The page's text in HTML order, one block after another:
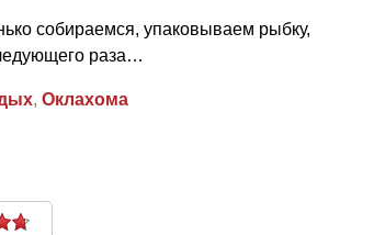
собираемся, упаковываем рыбку,
раза…
, Оклахома